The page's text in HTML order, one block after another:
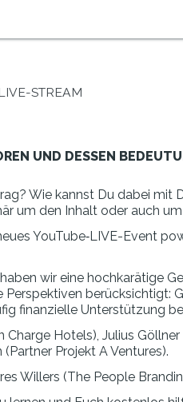
STREAM
UND DESSEN
Wie kannst Du dabei mit
um den Inhalt oder auch
YouTube‑LIVE-Event
wir eine hochkarätige
berücksichtigt:
finanzielle Unterstützung
Charge Hotels), Julius
Projekt A Ventures).
Willers (The People